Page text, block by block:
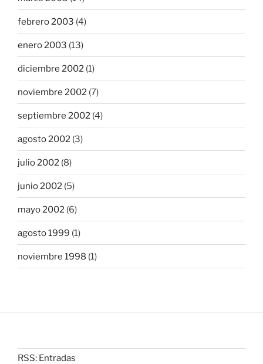
febrero 2003 (4)
enero 2003 (13)
diciembre 2002 (1)
noviembre 2002 (7)
septiembre 2002 (4)
agosto 2002 (3)
julio 2002 (8)
junio 2002 (5)
mayo 2002 (6)
agosto 1999 (1)
noviembre 1998 (1)
RSS: Entradas